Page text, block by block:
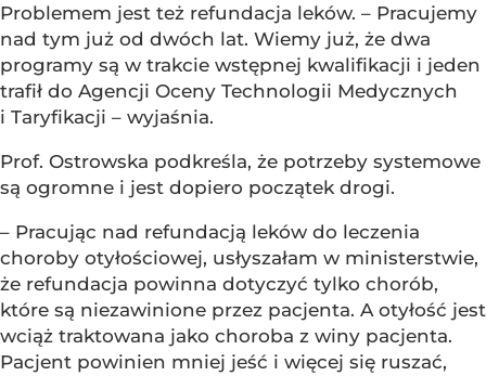
Problemem jest też refundacja leków. – Pracujemy
nad tym już od dwóch lat. Wiemy już, że dwa
programy są w trakcie wstępnej kwalifikacji i jeden
trafił do Agencji Oceny Technologii Medycznych
i Taryfikacji – wyjaśnia.
Prof. Ostrowska podkreśla, że potrzeby systemowe
są ogromne i jest dopiero początek drogi.
– Pracując nad refundacją leków do leczenia
choroby otyłościowej, usłyszałam w ministerstwie,
że refundacja powinna dotyczyć tylko chorób,
które są niezawinione przez pacjenta. A otyłość jest
wciąż traktowana jako choroba z winy pacjenta.
Pacjent powinien mniej jeść i więcej się ruszać,